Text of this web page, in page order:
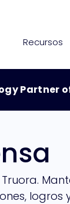
Recursos
Partner
Partner of
logros